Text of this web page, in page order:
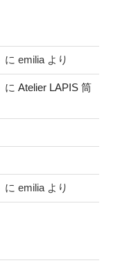
に emilia より
に Atelier LAPIS 筒
に emilia より